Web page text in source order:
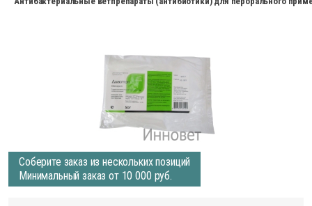
Соберите заказ из нескольких позиций
Минимальный заказ от 10 000 руб.